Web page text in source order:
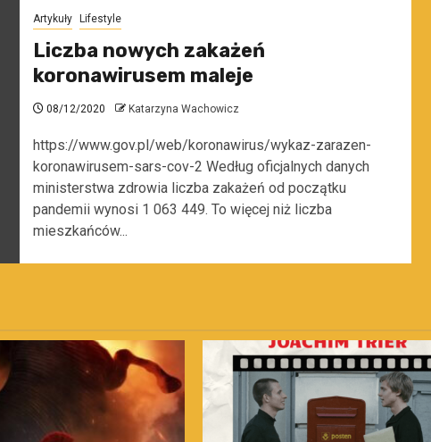
Artykuły Lifestyle
Liczba nowych zakażeń
koronawirusem maleje
08/12/2020 Katarzyna Wachowicz
https://www.gov.pl/web/koronawirus/wykaz-zarazen-
koronawirusem-sars-cov-2 Według oficjalnych danych
ministerstwa zdrowia liczba zakażeń od początku
pandemii wynosi 1 063 449. To więcej niż liczba
mieszkańców...